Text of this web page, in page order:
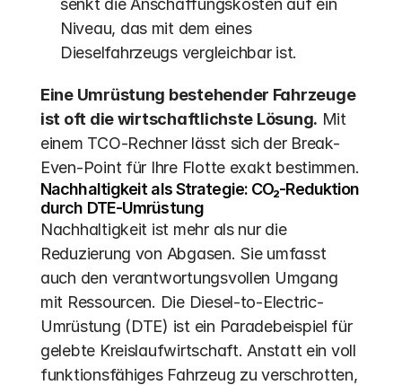
senkt die Anschaffungskosten auf ein
Niveau, das mit dem eines
Dieselfahrzeugs vergleichbar ist.
Eine Umrüstung bestehender Fahrzeuge
ist oft die wirtschaftlichste Lösung. Mit
einem TCO-Rechner lässt sich der Break-
Nachhaltigkeit als Strategie: CO₂-Reduktion
durch DTE-Umrüstung
Nachhaltigkeit ist mehr als nur die
Reduzierung von Abgasen. Sie umfasst
auch den verantwortungsvollen Umgang
mit Ressourcen. Die Diesel-to-Electric-
Umrüstung (DTE) ist ein Paradebeispiel für
gelebte Kreislaufwirtschaft. Anstatt ein voll
funktionsfähiges Fahrzeug zu verschrotten,